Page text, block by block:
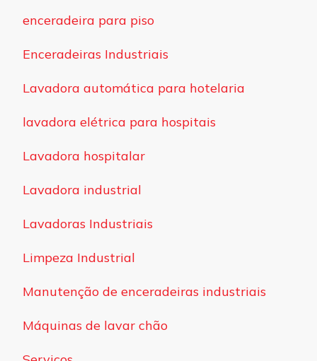
enceradeira para piso
Enceradeiras Industriais
Lavadora automática para hotelaria
lavadora elétrica para hospitais
Lavadora hospitalar
Lavadora industrial
Lavadoras Industriais
Limpeza Industrial
Manutenção de enceradeiras industriais
Máquinas de lavar chão